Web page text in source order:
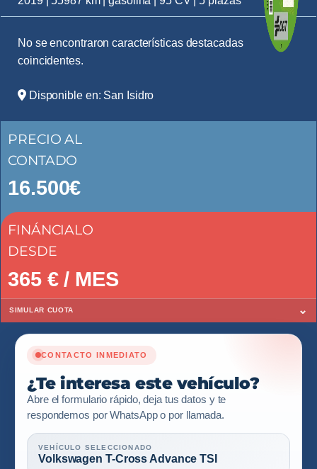
No se encontraron características destacadas
coincidentes.
Disponible en: San Isidro
PRECIO AL
CONTADO
16.500€
FINÁNCIALO
DESDE
365€ / MES
SIMULAR CUOTA ⌄
CONTACTO INMEDIATO
¿Te interesa este vehículo?
Abre el formulario rápido, deja tus datos y te
respondemos por WhatsApp o por llamada.
VEHÍCULO SELECCIONADO
Volkswagen T-Cross Advance TSI